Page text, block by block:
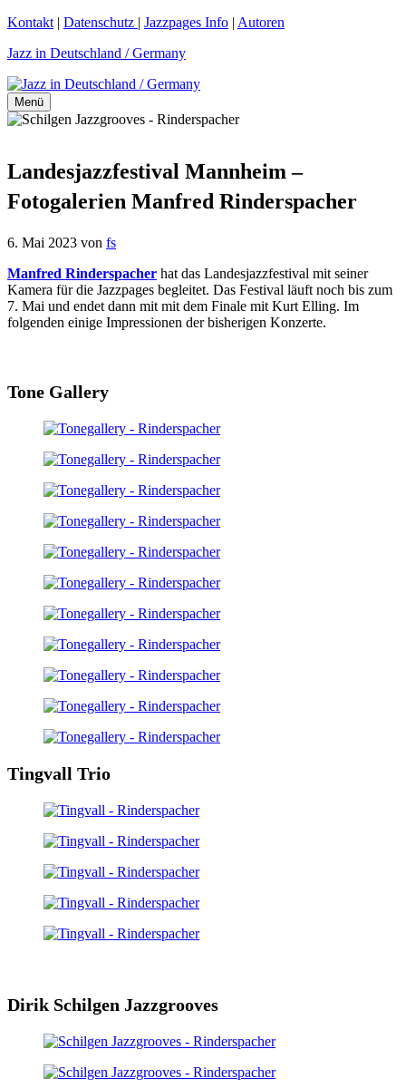
Zum
springen
Kontakt | Datenschutz | Jazzpages Info | Autoren
Jazz in Deutschland / Germany
Menü
Landesjazzfestival Mannheim –
Fotogalerien Manfred Rinderspacher
6. Mai 2023 von fs
Manfred Rinderspacher hat das Landesjazzfestival mit seiner
Kamera für die Jazzpages begleitet. Das Festival läuft noch bis zum
7. Mai und endet dann mit mit dem Finale mit Kurt Elling. Im
folgenden einige Impressionen der bisherigen Konzerte.
Tone Gallery
Tingvall Trio
Dirik Schilgen Jazzgrooves